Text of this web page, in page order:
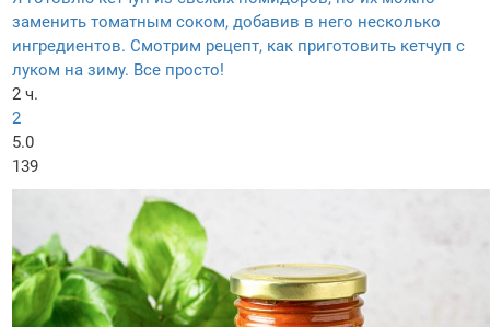
заменить томатным соком, добавив в него несколько
ингредиентов. Смотрим рецепт, как приготовить кетчуп с
луком на зиму. Все просто!
2 ч.
2
5.0
139